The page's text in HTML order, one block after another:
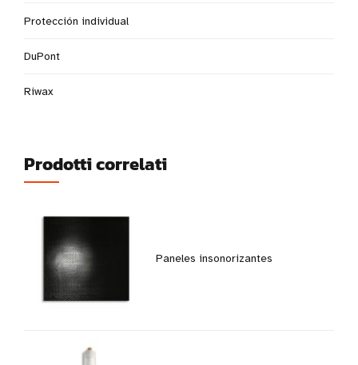
Protección individual
DuPont
Riwax
Prodotti correlati
Paneles insonorizantes